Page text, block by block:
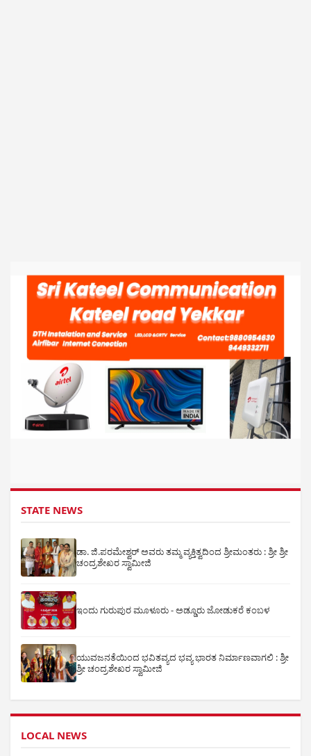
STATE NEWS
ಡಾ. ಜಿ.ಪರಮೇಶ್ವರ್ ಅವರು ತಮ್ಮ ವ್ಯಕ್ತಿತ್ವದಿಂದ ಶ್ರೀಮಂತರು : ಶ್ರೀ ಶ್ರೀ
ಚಂದ್ರಶೇಖರ ಸ್ವಾಮೀಜಿ
ಇಂದು ಗುರುಪುರ ಮೂಳೂರು - ಅಡ್ಡೂರು ಜೋಡುಕರೆ ಕಂಬಳ
ಯುವಜನತೆಯಿಂದ ಭವಿತವ್ಯದ ಭವ್ಯ ಭಾರತ ನಿರ್ಮಾಣವಾಗಲಿ : ಶ್ರೀ
ಶ್ರೀ ಚಂದ್ರಶೇಖರ ಸ್ವಾಮೀಜಿ
LOCAL NEWS